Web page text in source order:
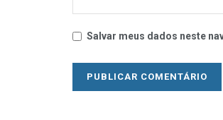
Salvar meus dados neste